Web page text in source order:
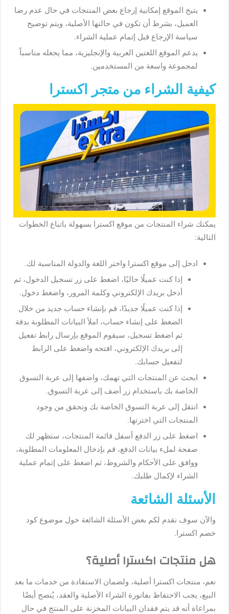
يتيح الموقع إمكانية إرجاع بعض المنتجات في حال عدم رضا
العميل، بشرط أن تكون في حالتها الأصلية، ويتم توضيح
سياسة الإرجاع قبل إتمام عملية الشراء.
يدعم الموقع اللغتين العربية والإنجليزية، مما يجعله مناسباً
لمجموعة واسعة من المستخدمين.
كيفية الشراء من متجر اكسترا
يمكنك شراء المنتجات من موقع اكسترا بسهولة باتباع الخطوات
التالية:
ادخل إلى موقع اكسترا واختر اللغة والدولة المناسبة لك.
إذا كنت عميلًا حاليًا، اضغط على زر تسجيل الدخول، ثم
أدخل بريدك الإلكتروني وكلمة المرور، واضغط دخول.
إذا كنت عميلًا جديدًا، قم بإنشاء حساب جديد من خلال
الضغط على إنشاء حساب، املأ البيانات المطلوبة بدقة
ثم اضغط تسجيل، سيقوم الموقع بإرسال رابط تفعيل
إلى بريدك الإلكتروني، افتحه واضغط على الرابط
لتفعيل حسابك.
ابحث عن المنتجات التي تهمك، واضفها إلى عربة التسوق
الخاصة بك باستخدام زر أضف إلى عربة التسوق.
انتقل إلى عربة التسوق الخاصة بك وتحقق من وجود
المنتجات التي اخترتها.
اضغط على زر الدفع أسفل قائمة المنتجات، ستظهر لك
صفحة لملء بيانات الدفع، قم بإدخال المعلومات المطلوبة،
ووافق على الأحكام والشروط، ثم اضغط على إتمام عملية
الشراء لإكمال طلبك.
الأسئلة الشائعة
والآن سوف نقدم لكم بعض الأسئلة الشائعة حول موضوع كود
خصم اكسترا.
هل منتجات اكسترا أصلية؟
نعم، منتجات اكسترا أصلية، ولضمان الاستفادة من خدمات ما بعد
البيع، يجب الاحتفاظ بفاتورة الشراء الأصلية والعقد، يُنصح أيضًا
بمراعاة أنه قد يتم فقدان البيانات المخزنة على المنتج في حال